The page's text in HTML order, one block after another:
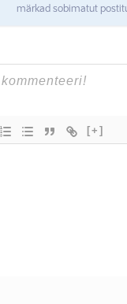
märkad sobimatut
[+]